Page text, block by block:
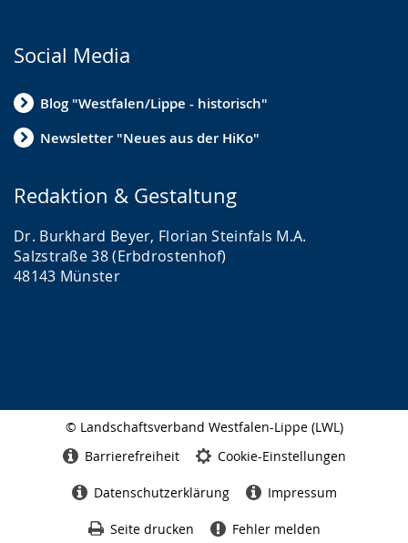
Social Media
Blog "Westfalen/Lippe - historisch"
Newsletter "Neues aus der HiKo"
Redaktion & Gestaltung
Dr. Burkhard Beyer, Florian Steinfals M.A.
Salzstraße 38 (Erbdrostenhof)
48143 Münster
© Landschaftsverband Westfalen-Lippe (LWL)
Barrierefreiheit Cookie-Einstellungen
Datenschutzerklärung Impressum
Seite drucken Fehler melden